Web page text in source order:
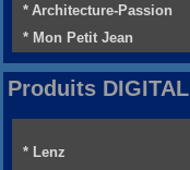
* Architecture-Passion
* Mon Petit Jean
Produits DIGITAL
* Lenz